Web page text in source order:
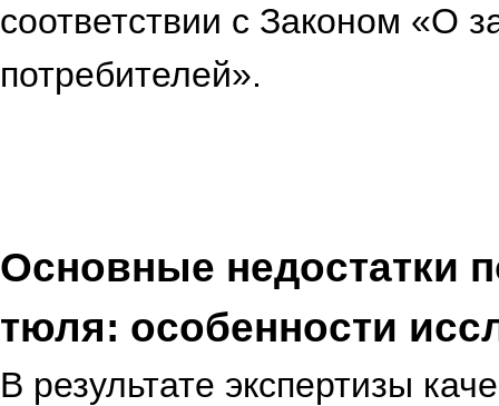
соответствии с Законом «О
потребителей».
Основные недостатки
тюля: особенности
В результате экспертизы